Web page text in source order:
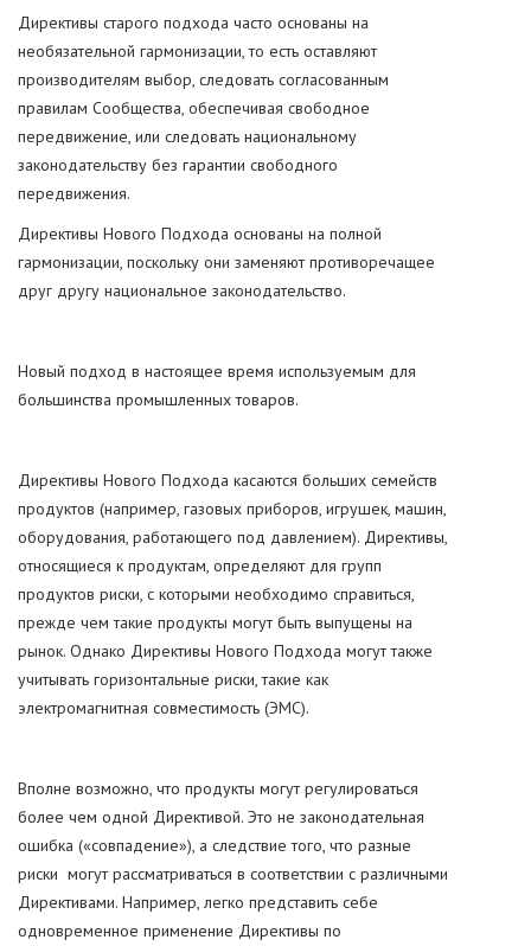
Директивы старого подхода часто основаны на
необязательной гармонизации, то есть оставляют
производителям выбор, следовать согласованным
правилам Сообщества, обеспечивая свободное
передвижение, или следовать национальному
законодательству без гарантии свободного
передвижения.
Директивы Нового Подхода основаны на полной
гармонизации, поскольку они заменяют противоречащее
друг другу национальное законодательство.
Новый подход в настоящее время используемым для
большинства промышленных товаров.
Директивы Нового Подхода касаются больших семейств
продуктов (например, газовых приборов, игрушек, машин,
оборудования, работающего под давлением). Директивы,
относящиеся к продуктам, определяют для групп
продуктов риски, с которыми необходимо справиться,
прежде чем такие продукты могут быть выпущены на
рынок. Однако Директивы Нового Подхода могут также
учитывать горизонтальные риски, такие как
электромагнитная совместимость (ЭМС).
Вполне возможно, что продукты могут регулироваться
более чем одной Директивой. Это не законодательная
ошибка («совпадение»), а следствие того, что разные
риски могут рассматриваться в соответствии с различными
Директивами. Например, легко представить себе
одновременное применение Директивы по